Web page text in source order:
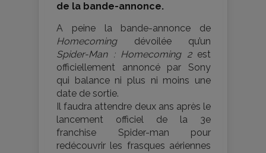
de la bande-annonce.
A peine la bande-annonce de
Homecomingdévoilée qu’un
Spider-Man : Homecoming 2est
officiellement annoncé par Sony
qui balance ni plus ni moins une
date de sortie.
Il faudra attendre deux ans après le
lancement officiel de la 3e
franchise Spider-man pour
redécouvrir les frasques aériennes